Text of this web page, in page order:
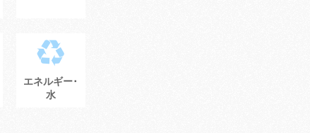
エネルギー･
水